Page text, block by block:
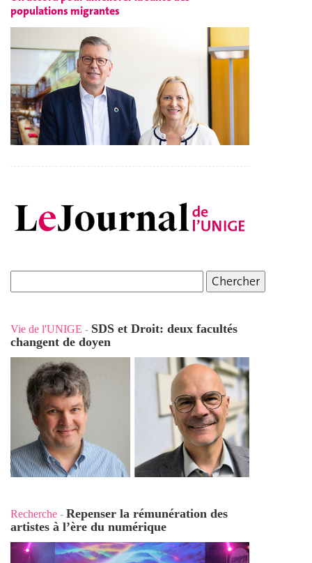
populations migrantes
Vie de l'UNIGE - SDS et Droit: deux facultés
changent de doyen
Recherche - Repenser la rémunération des
artistes à l’ère du numérique